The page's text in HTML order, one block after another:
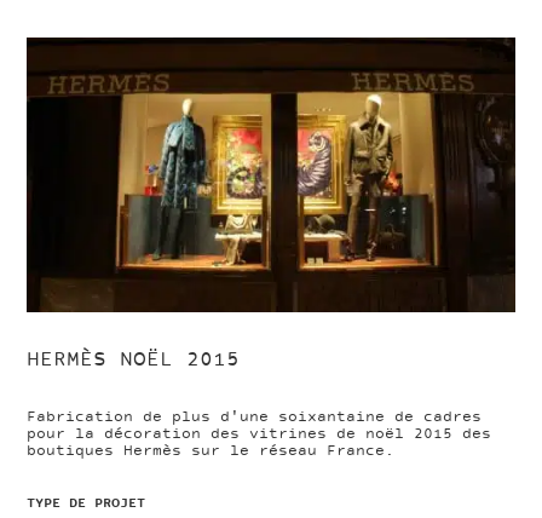
HERMÈS NOËL 2015
Fabrication de plus d'une soixantaine de cadres
pour la décoration des vitrines de noël 2015 des
boutiques Hermès sur le réseau France.
TYPE DE PROJET